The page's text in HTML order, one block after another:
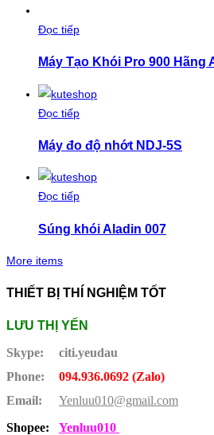
Đọc tiếp
Máy Tạo Khói Pro 900 Hãng
Đọc tiếp
Máy đo độ nhớt NDJ-5S
Đọc tiếp
Súng khói Aladin 007
More items
THIẾT BỊ THÍ NGHIỆM TỐT
LƯU THỊ YẾN
Skype:
citi.yeudau
Phone:
094.936.0692 (Zalo)
Email:
Yenluu010@gmail.com
Shopee:
Yenluu010